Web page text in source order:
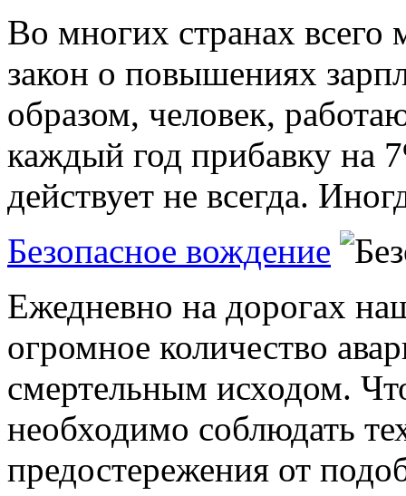
Во многих странах всего
закон о повышениях
образом, человек,
каждый год прибавку на
действует не всегда.
Безопасное вождение
Ежедневно на дорогах
огромное количество
смертельным исходом.
необходимо соблюдать
предостережения от